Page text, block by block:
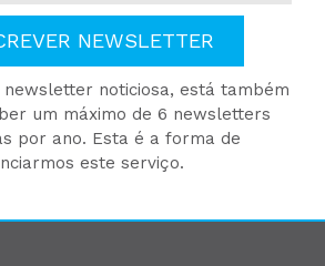
NEWSLETTER
noticiosa, está também
um máximo de 6 newsletters
por ano. Esta é a forma de
este serviço.